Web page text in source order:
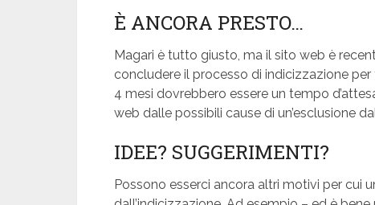
È ANCORA PRESTO…
Magari è tutto giusto, ma il sito web è
concludere il processo di indicizzazione
4 mesi dovrebbero essere un tempo
web dalle possibili cause di un’esclusione
IDEE? SUGGERIMENTI?
Possono esserci ancora altri motivi per cui